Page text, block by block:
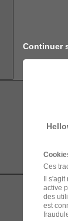
Continuer
Ces
Il s'agit
active
des
est